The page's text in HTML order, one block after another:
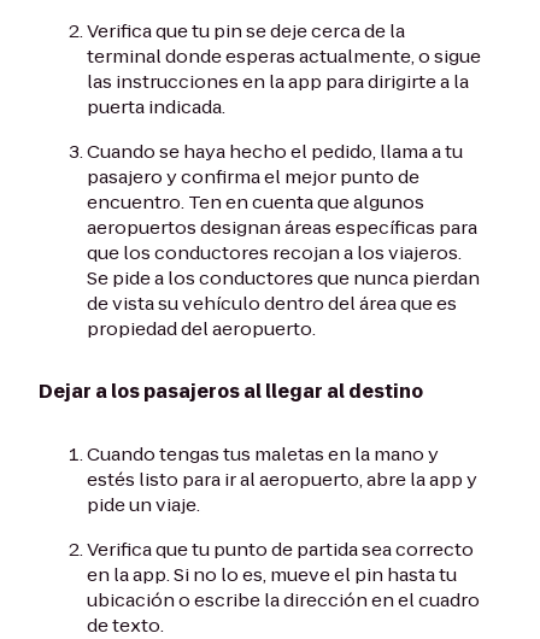
Verifica que tu pin se deje cerca de la
terminal donde esperas actualmente, o sigue
las instrucciones en la app para dirigirte a la
puerta indicada.
Cuando se haya hecho el pedido, llama a tu
pasajero y confirma el mejor punto de
encuentro. Ten en cuenta que algunos
aeropuertos designan áreas específicas para
que los conductores recojan a los viajeros.
Se pide a los conductores que nunca pierdan
de vista su vehículo dentro del área que es
propiedad del aeropuerto.
Dejar a los pasajeros al llegar al destino
Cuando tengas tus maletas en la mano y
estés listo para ir al aeropuerto, abre la app y
pide un viaje.
Verifica que tu punto de partida sea correcto
en la app. Si no lo es, mueve el pin hasta tu
ubicación o escribe la dirección en el cuadro
de texto.